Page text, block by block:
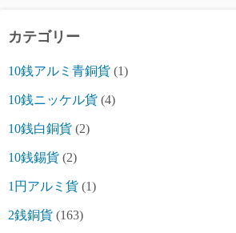
カテゴリー
10銭アルミ青銅貨 (1)
10銭ニッケル貨 (4)
10銭白銅貨 (2)
10銭錫貨 (2)
1円アルミ貨 (1)
2銭銅貨 (163)